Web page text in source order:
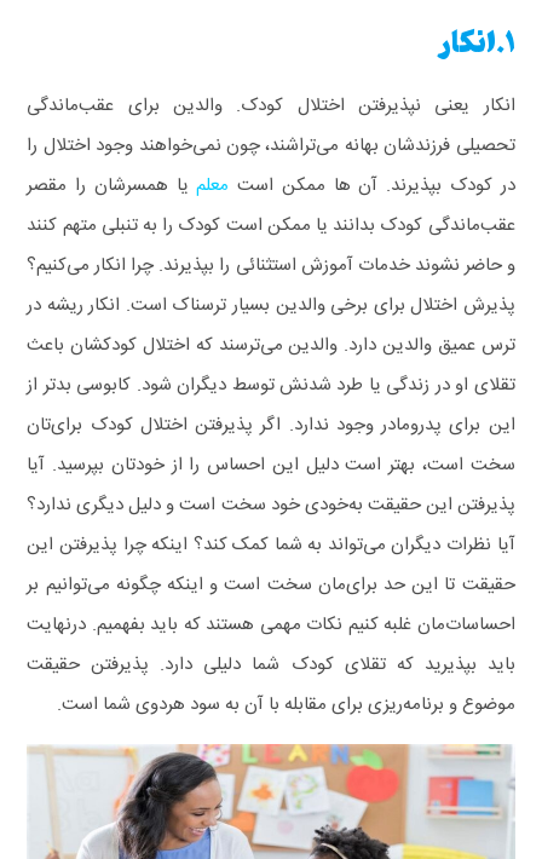
1.انکار
انکار یعنی نپذیرفتن اختلال کودک. والدین برای عقب‌ماندگی
تحصیلی فرزندشان بهانه می‌تراشند، چون نمی‌خواهند وجود اختلال را
در کودک بپذیرند. آن ها ممکن است معلمیا همسرشان را مقصر
عقب‌ماندگی کودک بدانند یا ممکن است کودک را به تنبلی متهم کنند
و حاضر نشوند خدمات آموزش استثنائی را بپذیرند. چرا انکار می‌کنیم؟
پذیرش اختلال برای برخی والدین بسیار ترسناک است. انکار ریشه در
ترس عمیق والدین دارد. والدین می‌ترسند که اختلال کودکشان باعث
تقلای او در زندگی یا طرد شدنش توسط دیگران شود. کابوسی بدتر از
این برای پدرومادر وجود ندارد. اگر پذیرفتن اختلال کودک برای‌تان
سخت است، بهتر است دلیل این احساس را از خودتان بپرسید. آیا
پذیرفتن این حقیقت به‌خودی خود سخت است و دلیل دیگری ندارد؟
آیا نظرات دیگران می‌تواند به شما کمک کند؟ اینکه چرا پذیرفتن این
حقیقت تا این حد برای‌مان سخت است و اینکه چگونه می‌توانیم بر
احساسات‌مان غلبه کنیم نکات مهمی هستند که باید بفهمیم. درنهایت
باید بپذیرید که تقلای کودک شما دلیلی دارد. پذیرفتن حقیقت
موضوع و برنامه‌ریزی برای مقابله با آن به سود هردوی شما است.